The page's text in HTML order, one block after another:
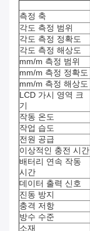
측정 축
각도 측정 범위
각도 측정 정확도
각도 측정 해상도
mm/m 측정 범위
mm/m 측정 정확도
mm/m 측정 해상도
LCD 가시 영역 크
기
작동 온도
작업 습도
전원 공급
이상적인 충전 시간
배터리 연속 작동
시간
데이터 출력 신호
진동 방지
충격 저항
방수 수준
소재